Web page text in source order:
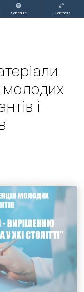
Schedule Contacts
молодих
і